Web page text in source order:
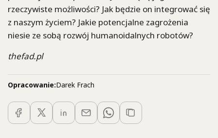
rzeczywiste możliwości? Jak będzie on integrować się
z naszym życiem? Jakie potencjalne zagrożenia
niesie ze sobą rozwój humanoidalnych robotów?
thefad.pl
Opracowanie:Darek Frach